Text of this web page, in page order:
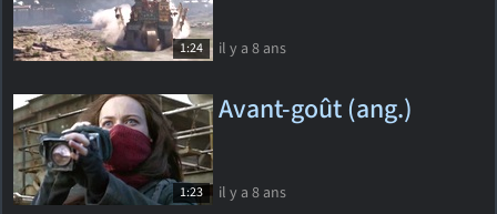
1:24 il y a 8 ans
1:23
Avant-goût (ang.)
il y a 8 ans